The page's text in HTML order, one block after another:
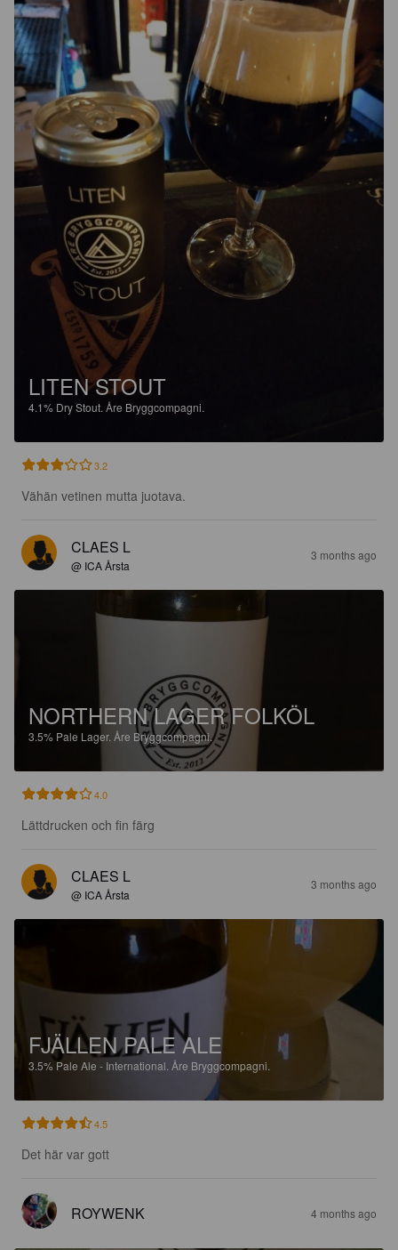
LITEN STOUT
4.1% Dry Stout. Åre Bryggcompagni.
3.2
Vähän vetinen mutta juotava.
CLAES L
@ ICA Årsta
3 months ago
NORTHERN LAGER FOLKÖL
3.5% Pale Lager. Åre Bryggcompagni.
4.0
Lättdrucken och fin färg
CLAES L
@ ICA Årsta
3 months ago
FJÄLLEN PALE ALE
3.5% Pale Ale - International. Åre Bryggcompagni.
4.5
Det här var gott
ROYWENK 4 months ago